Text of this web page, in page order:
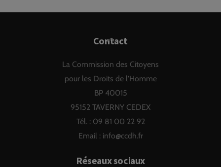
Back
Top
Contact
La Commission des Citoyens
pour les Droits de l'Homme
BP 40015
95152 TAVERNY CEDEX
Tél. : 09 81 00 22 92
Email : info@ccdh.fr
Réseaux sociaux